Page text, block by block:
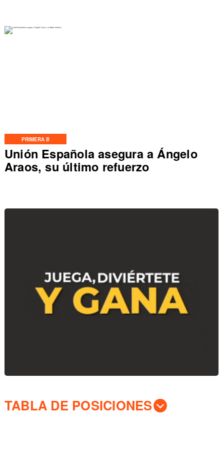
PRIMERA B
Unión Española asegura a Ángelo
Araos, su último refuerzo
TABLA DE POSICIONES